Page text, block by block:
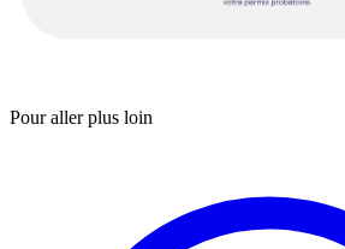
Pour aller plus loin